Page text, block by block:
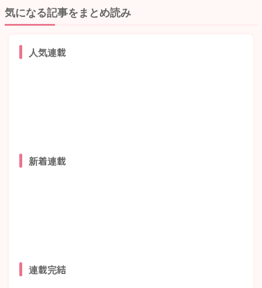
気になる記事をまとめ読み
人気連載
新着連載
連載完結